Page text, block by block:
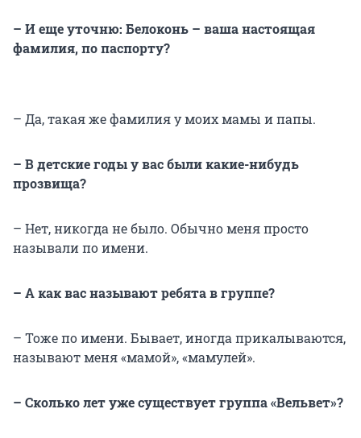
– И еще уточню: Белоконь – ваша настоящая
фамилия, по паспорту?
– Да, такая же фамилия у моих мамы и папы.
– В детские годы у вас были какие-нибудь
прозвища?
– Нет, никогда не было. Обычно меня просто
называли по имени.
– А как вас называют ребята в группе?
– Тоже по имени. Бывает, иногда прикалываются,
называют меня «мамой», «мамулей».
– Сколько лет уже существует группа «Вельвет»?